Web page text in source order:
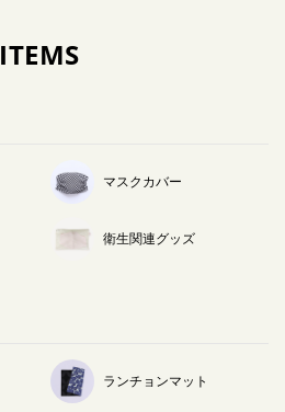
ITEMS
マスクカバー
衛生関連グッズ
ランチョンマット